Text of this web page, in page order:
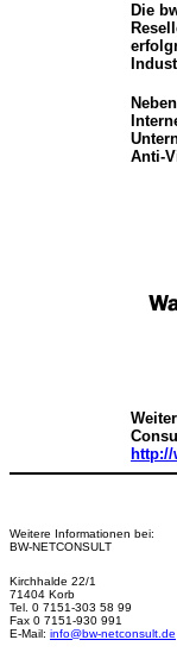
Die
Anti-
Weitere Informationen bei:
BW-NETCONSULT
Kirchhalde 22/1
71404 Korb
Tel. 0 7151-303 58 99
Fax 0 7151-930 991
E-Mail: info@bw-netconsult.de